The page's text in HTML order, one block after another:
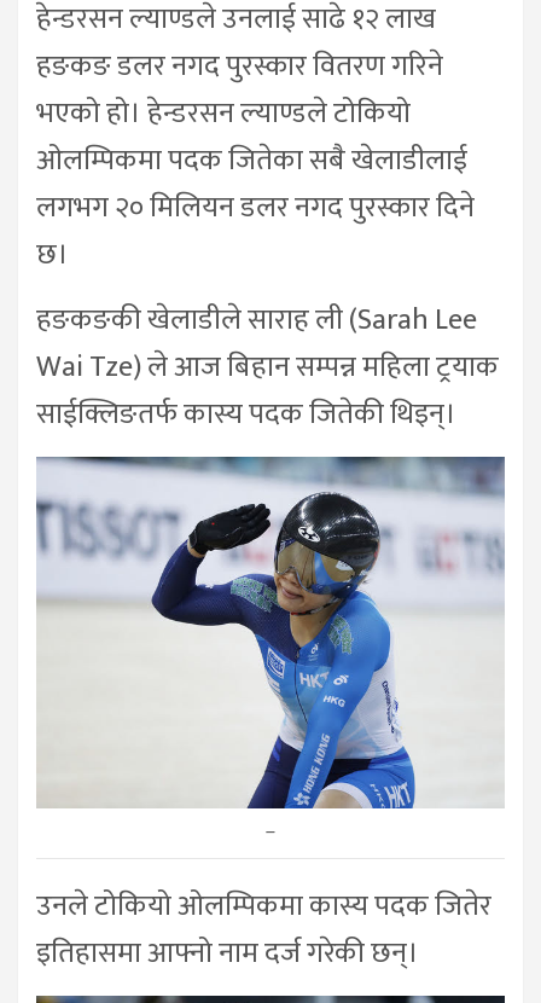
हेन्डरसन ल्याण्डले उनलाई साढे १२ लाख
हङकङ डलर नगद पुरस्कार वितरण गरिने
भएको हो। हेन्डरसन ल्याण्डले टोकियो
ओलम्पिकमा पदक जितेका सबै खेलाडीलाई
लगभग २० मिलियन डलर नगद पुरस्कार दिने
छ।
हङकङकी खेलाडीले साराह ली (Sarah Lee
Wai Tze) ले आज बिहान सम्पन्न महिला ट्रयाक
साईक्लिङतर्फ कास्य पदक जितेकी थिइन्।
–
उनले टोकियो ओलम्पिकमा कास्य पदक जितेर
इतिहासमा आफ्नो नाम दर्ज गरेकी छन्।